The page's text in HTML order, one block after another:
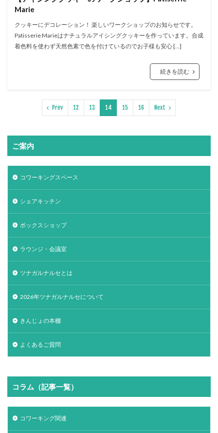
Marie
クッキーにデコレーション！ 楽しいワークショップのお知らせです。
Patisserie Marieはナチュラルアイシングクッキーを作っています。合成
着色料を使わず天然色素で色を付けているのでお子様も安心 […]
続きを読む
Prev 12 13 14 15 16 Next
ご案内
コワーキングスペース
シェアキッチン
ボックスショップ
ラウンジ・会議室
ツナガルナルセとは
2026年ツナガルナルセについて
きんじょの本棚
よくあるご質問
コラム（記事一覧）
コワーキング関連